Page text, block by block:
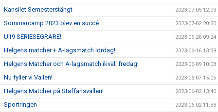
Kansliet Semesterstängt 2023-07-05 12:03
Sommarcamp 2023 blev en succé 2023-07-02 20:30
U19 SERIESEGRARE! 2023-06-26 09:24
Helgens matcher + A-lagsmatch lördag! 2023-06-16 13:38
Helgens Matcher och A-lagsmatch ikväll fredag! 2023-06-09 10:08
Nu fyller vi Vallen! 2023-06-07 15:05
Helgens Matcher på Staffansvallen! 2023-06-02 13:40
Sportringen 2023-06-02 11:33